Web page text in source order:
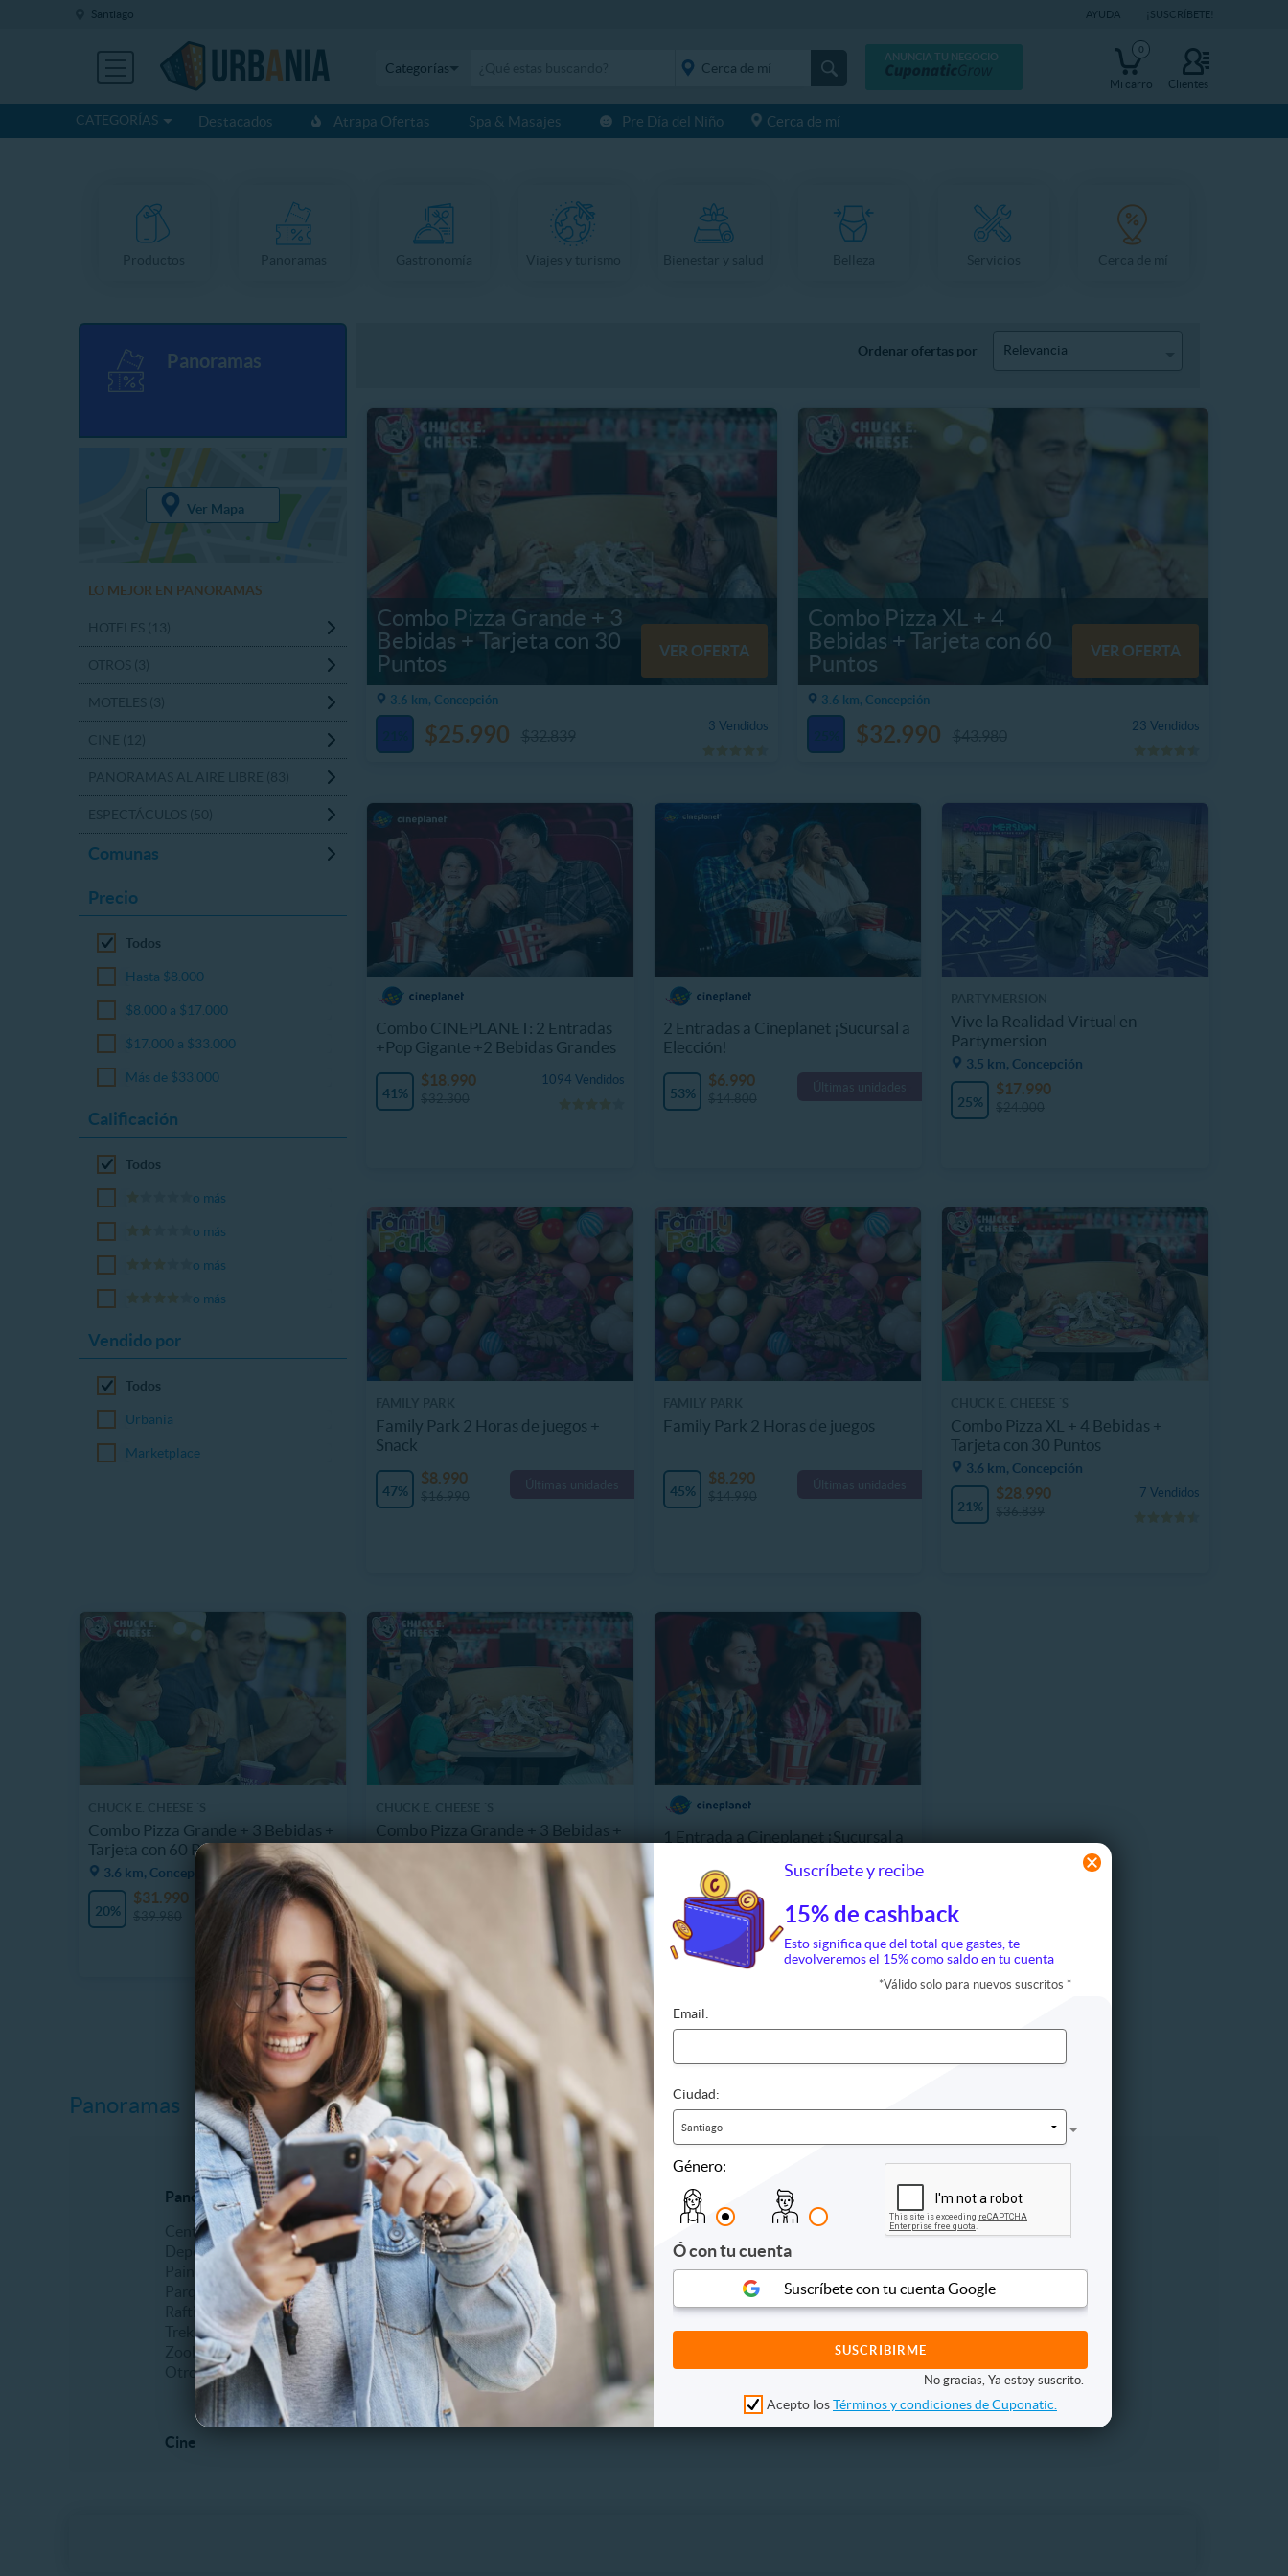
Santiago AYUDA ¡SUSCRÍBETE!
CATEGORÍAS
ANUNCIA TU NEGOCIO
Clientes
Categorías
placeholder="Todo el
0
Mi carro
Destacados Atrapa Ofertas Spa & Masajes Pre Día del Niño Cerca de mí
Suscríbete y recibe
15% de cashback
Esto significa que del total que gastes, te
devolveremos el 15% como saldo en tu cuenta
*Válido solo para nuevos suscritos *
Email:
Ciudad:
Santiago
Género:
Ó con tu cuenta
Suscríbete con tu cuenta Google
No gracias, Ya estoy suscrito.
Acepto losTérminos y condiciones de Cuponatic.
Panoramas
Ver Mapa
LO MEJOR EN PANORAMAS
Comunas
Precio
Todos
Hasta $8.000
$8.000 a $17.000
$17.000 a $33.000
Más de $33.000
Calificación
Todos
o más
o más
o más
o más
Vendido por
Todos
Urbania
Marketplace
Ordenar ofertas por Relevancia
Combo Pizza Grande + 3
Bebidas + Tarjeta con 30
Puntos
VER OFERTA
3.6 km, Concepción
3 Vendidos
$25.990
Combo Pizza XL + 4
Bebidas + Tarjeta con 60
Puntos
VER OFERTA
3.6 km, Concepción
23 Vendidos
$32.990
Combo CINEPLANET: 2 Entradas
+Pop Gigante +2 Bebidas Grandes
41%
1094 Vendidos
$18.990
2 Entradas a Cineplanet ¡Sucursal a
Elección!
53% Últimas unidades
$6.990
Vive la Realidad Virtual en
Partymersion
3.5 km, Concepción
25%
$17.990
Family Park 2 Horas de juegos +
Snack
47% Últimas unidades
$8.990
Family Park 2 Horas de juegos
45% Últimas unidades
$8.290
Combo Pizza XL + 4 Bebidas +
Tarjeta con 30 Puntos
3.6 km, Concepción
21%
7 Vendidos
$28.990
Combo Pizza Grande + 3 Bebidas +
Tarjeta con 60 Puntos
3.6 km, Concepción
20%
$31.990
Combo Pizza Grande + 3 Bebidas +
Tarjeta con 90 Puntos
22%
1 Vendidos
1 Entrada a Cineplanet ¡Sucursal a
46%
$3.990
$7.400
Panoramas
Panoramas al aire libre
Centros de ski
Deportes extremos
Parques de entretenimiento
Trekking
Zoológicos
Otros
Espectáculos
Comidas y bebidas
Eróticos
Fiestas
Humor
Infantiles
Musicales
Recitales y conciertos
Teatro
Otros
Hoteles Moteles
Cine